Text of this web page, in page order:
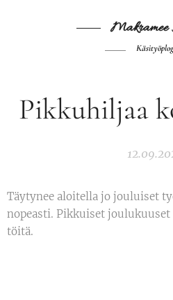
Pikkuhiljaa
Täytynee aloitella jo jouluiset
nopeasti. Pikkuiset
töitä.